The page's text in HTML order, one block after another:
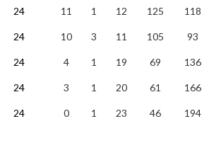
24 11 1 12 125 118
24 10 3 11 105 93
24 4 1 19 69 136
24 3 1 20 61 166
24 0 1 23 46 194